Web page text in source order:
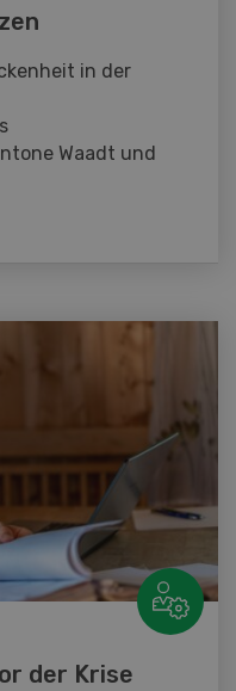
in der
Waadt und
der Krise